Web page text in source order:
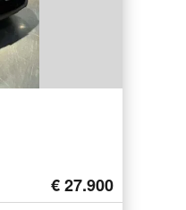
€ 27.900